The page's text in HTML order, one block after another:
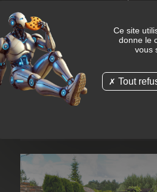
Ce site
donne le
vous
Tout
des interventions
nettoyage de printemps,
une remise en état
Vous bénéficiez ainsi d’un
contrainte, avec un
connaît parfaitement